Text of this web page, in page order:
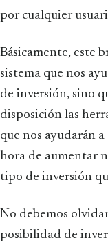
por cualquier
Básicamente, este
sistema que nos
de inversión, sino
disposición las
que nos ayudarán
hora de aumentar
tipo de inversión
No debemos
posibilidad de